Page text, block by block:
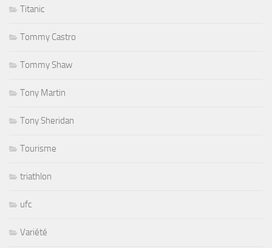
Titanic
Tommy Castro
Tommy Shaw
Tony Martin
Tony Sheridan
Tourisme
triathlon
ufc
Variété